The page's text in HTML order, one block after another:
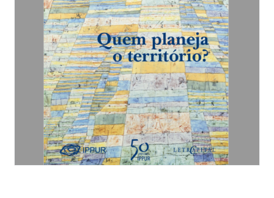
Eventos e Certificados
Comunicação
resultados